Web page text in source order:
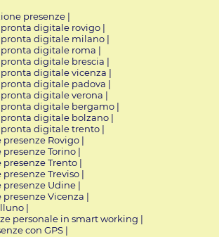
presenze |
digitale rovigo |
digitale milano |
digitale roma |
digitale brescia |
digitale vicenza |
digitale padova |
digitale verona |
digitale bergamo |
digitale bolzano |
digitale trento |
Rovigo |
Torino |
Trento |
Treviso |
Udine |
Vicenza |
|
personale in smart working |
con GPS |